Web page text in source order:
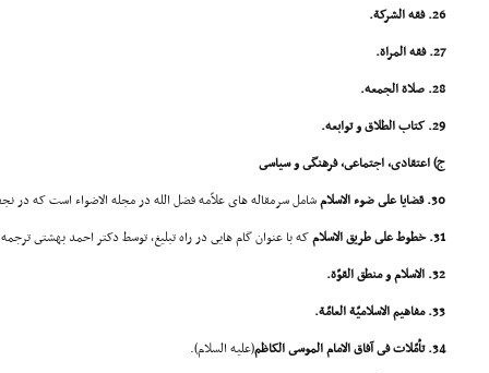
26. فقه الشرکة.
27. فقه المراة.
28. صلاة الجمعه.
29. کتاب الطلاق و توابعه.
ج) اعتقادى، اجتماعى، فرهنگى و سیاسى
30. قضایا على ضوء الاسلام
شامل سرمقاله هاى علاّمه فضل الله در مجله الاضواء است که در
31. خطوط على طریق الاسلام
که با عنوان گام هایى در راه تبلیغ، توسط دکتر احمد بهشتى
32. الاسلام و منطق القوّة.
33. مفاهیم الاسلامیّة العامّة.
34. تأمّلات فى آفاق الامام الموسى الکاظم
(علیه السلام).